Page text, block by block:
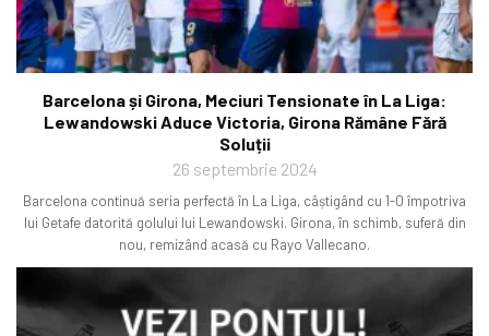
Barcelona și Girona, Meciuri Tensionate în La Liga:
Lewandowski Aduce Victoria, Girona Rămâne Fără
Soluții
26 septembrie 2024
Barcelona continuă seria perfectă în La Liga, câștigând cu 1-0 împotriva
lui Getafe datorită golului lui Lewandowski. Girona, în schimb, suferă din
nou, remizând acasă cu Rayo Vallecano.